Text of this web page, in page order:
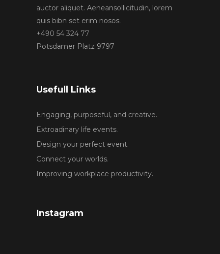
auctor aliquet. Aeneansollicitudin, lorem
quis bibn set erim nosos.
+490 54 324 77
Potsdamer Platz 9797
Usefull Links
Engaging, purposeful, and creative.
Extroadinary life events.
Design your perfect event.
Connect your worlds.
Improving workplace productivity.
Instagram